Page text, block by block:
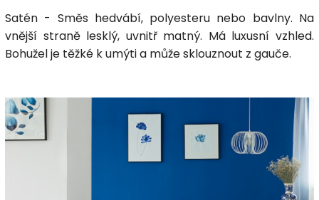
Satén - Směs hedvábí, polyesteru nebo bavlny. Na
vnější straně lesklý, uvnitř matný. Má luxusní vzhled.
Bohužel je těžké k umýti a může sklouznout z gauče.